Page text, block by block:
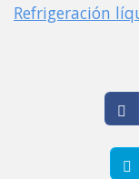
Refrigeración